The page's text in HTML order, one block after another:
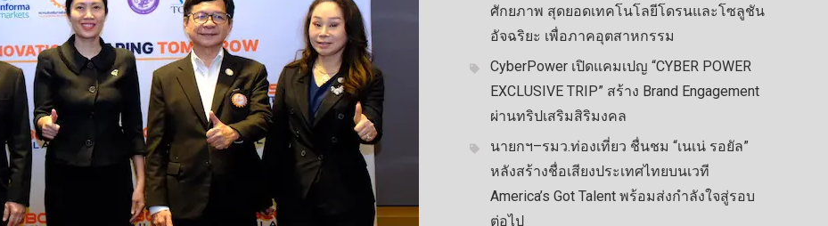
ศักยภาพ สุดยอดเทคโนโลยีโดรนและโซลูชัน
อัจฉริยะ เพื่อภาคอุตสาหกรรม
CyberPower เปิดแคมเปญ “CYBER POWER
EXCLUSIVE TRIP” สร้าง Brand Engagement
ผ่านทริปเสริมสิริมงคล
นายกฯ–รมว.ท่องเที่ยว ชื่นชม “เนเน่ รอยัล”
หลังสร้างชื่อเสียงประเทศไทยบนเวที
America’s Got Talent พร้อมส่งกำลังใจสู่รอบ
ต่อไป